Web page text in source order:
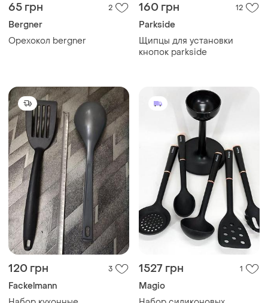
65 грн 2
Bergner
Орехокол bergner
160 грн 12
Parkside
Щипцы для установки
кнопок parkside
120 грн 3
Fackelmann
1527 грн 1
Magio